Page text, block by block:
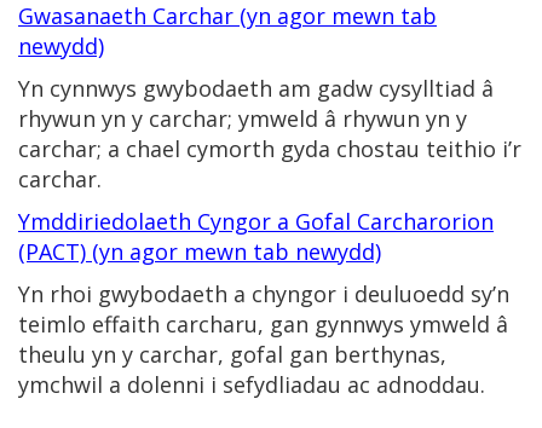
Gwasanaeth Carchar (yn agor mewn tab
newydd)
Yn cynnwys gwybodaeth am gadw cysylltiad â
rhywun yn y carchar; ymweld â rhywun yn y
carchar; a chael cymorth gyda chostau teithio i’r
carchar.
Ymddiriedolaeth Cyngor a Gofal Carcharorion
(PACT) (yn agor mewn tab newydd)
Yn rhoi gwybodaeth a chyngor i deuluoedd sy’n
teimlo effaith carcharu, gan gynnwys ymweld â
theulu yn y carchar, gofal gan berthynas,
ymchwil a dolenni i sefydliadau ac adnoddau.